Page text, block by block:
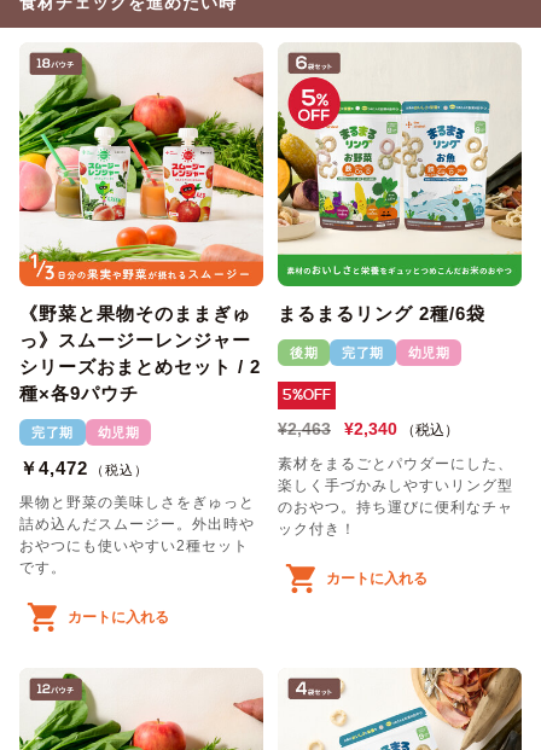
《野菜と果物そのままぎゅ
っ》スムージーレンジャー
シリーズおまとめセット / 2
種×各9パウチ
完了期 幼児期
￥4,472 （税込）
果物と野菜の美味しさをぎゅっと
詰め込んだスムージー。外出時や
おやつにも使いやすい2種セット
です。
カートに入れる
まるまるリング 2種/6袋
後期 完了期 幼児期
5%OFF
¥2,463 ¥2,340
（税込）
素材をまるごとパウダーにした、
楽しく手づかみしやすいリング型
のおやつ。持ち運びに便利なチャ
ック付き！
カートに入れる